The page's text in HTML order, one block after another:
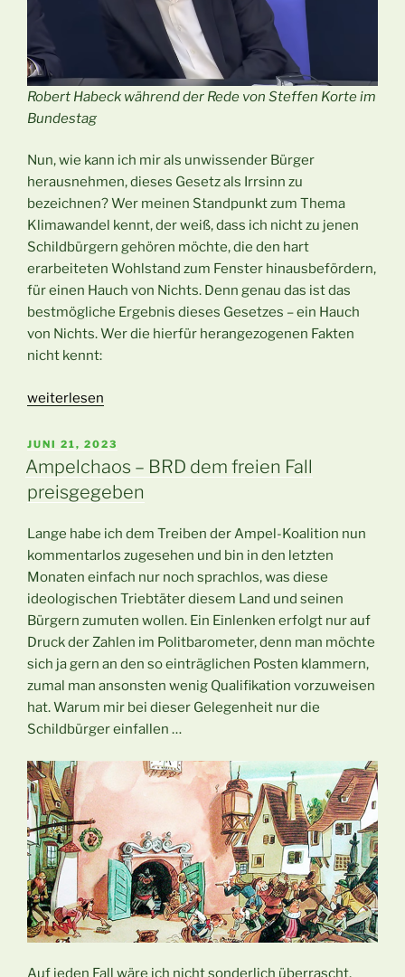
Robert Habeck während der Rede von Steffen Korte im
Bundestag
Nun, wie kann ich mir als unwissender Bürger
herausnehmen, dieses Gesetz als Irrsinn zu
bezeichnen? Wer meinen Standpunkt zum Thema
Klimawandel kennt, der weiß, dass ich nicht zu jenen
Schildbürgern gehören möchte, die den hart
erarbeiteten Wohlstand zum Fenster hinausbefördern,
für einen Hauch von Nichts. Denn genau das ist das
bestmögliche Ergebnis dieses Gesetzes – ein Hauch
von Nichts. Wer die hierfür herangezogenen Fakten
nicht kennt:
„Habeck
der
Siegertyp“
weiterlesen
VERÖFFENTLICHT
AM
JUNI 21, 2023
Ampelchaos – BRD dem freien Fall
preisgegeben
Lange habe ich dem Treiben der Ampel-Koalition nun
kommentarlos zugesehen und bin in den letzten
Monaten einfach nur noch sprachlos, was diese
ideologischen Triebtäter diesem Land und seinen
Bürgern zumuten wollen. Ein Einlenken erfolgt nur auf
Druck der Zahlen im Politbarometer, denn man möchte
sich ja gern an den so einträglichen Posten klammern,
zumal man ansonsten wenig Qualifikation vorzuweisen
hat. Warum mir bei dieser Gelegenheit nur die
Schildbürger einfallen …
Auf jeden Fall wäre ich nicht sonderlich überrascht,